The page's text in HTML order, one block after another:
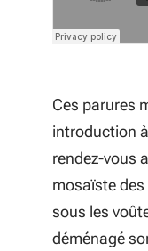
Ces parures
introduction
rendez-vous
mosaïste
sous les
déménagé